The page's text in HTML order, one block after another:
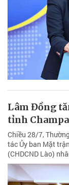
Lâm Đồng
tỉnh
Chiều 28/7,
tác Ủy ban Mặt
(CHDCND Lào)